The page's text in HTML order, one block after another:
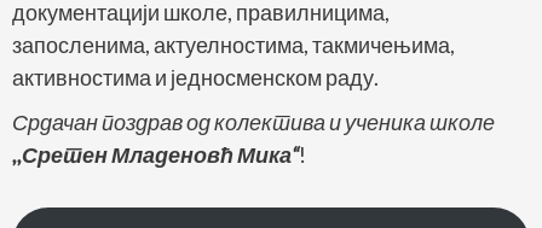
документацији школе, правилницима,
запосленима, актуелностима, такмичењима,
активностима и једносменском раду.
Срдачан поздрав од колектива и ученика школе
,,Сретен Младеновћ Мика“!